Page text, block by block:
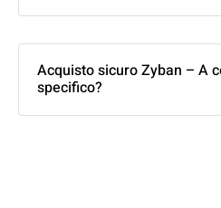
Acquisto sicuro Zyban – A
specifico?